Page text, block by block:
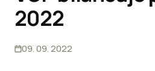
2022
09. 09. 2022